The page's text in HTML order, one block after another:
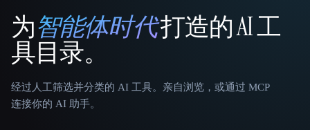
That AI Collection
为智能体时代打造的 AI 工
具目录。
经过人工筛选并分类的 AI 工具。亲自浏览，或通过 MCP
连接你的 AI 助手。